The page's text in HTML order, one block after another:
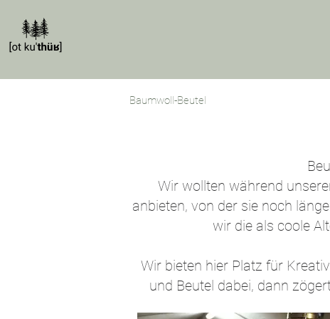
Baumwoll-Beutel
Wir wollten während
anbieten, von der sie noch
wir die als coole
Wir bieten hier Platz für
und Beutel dabei, dann